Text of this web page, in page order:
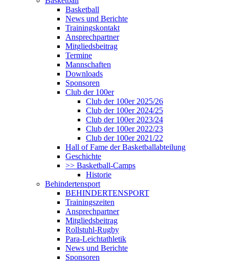
Basketball
News und Berichte
Trainingskontakt
Ansprechpartner
Mitgliedsbeitrag
Termine
Mannschaften
Downloads
Sponsoren
Club der 100er
Club der 100er 2025/26
Club der 100er 2024/25
Club der 100er 2023/24
Club der 100er 2022/23
Club der 100er 2021/22
Hall of Fame der Basketballabteilung
Geschichte
>> Basketball-Camps
Historie
Behindertensport
BEHINDERTENSPORT
Trainingszeiten
Ansprechpartner
Mitgliedsbeitrag
Rollstuhl-Rugby
Para-Leichtathletik
News und Berichte
Sponsoren